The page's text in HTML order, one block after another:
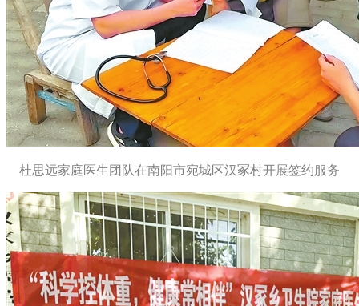
杜思远家庭医生团队在南阳市宛城区汉冢村开展签约服务